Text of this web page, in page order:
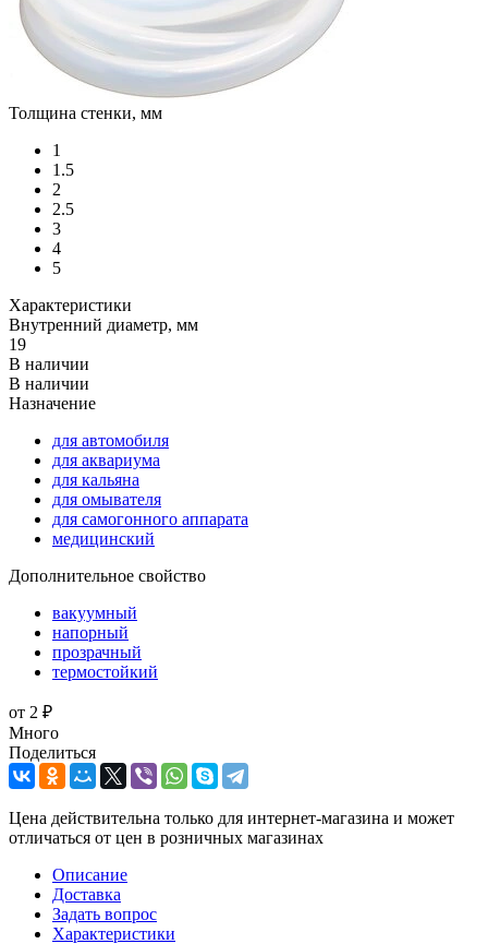
Толщина стенки, мм
1
1.5
2
2.5
3
4
5
Характеристики
Внутренний диаметр, мм
19
В наличии
В наличии
Назначение
для автомобиля
для аквариума
для кальяна
для омывателя
для самогонного аппарата
медицинский
Дополнительное свойство
вакуумный
напорный
прозрачный
термостойкий
от 2 ₽
Много
Поделиться
Цена действительна только для интернет-магазина и может
отличаться от цен в розничных магазинах
Описание
Доставка
Задать вопрос
Характеристики